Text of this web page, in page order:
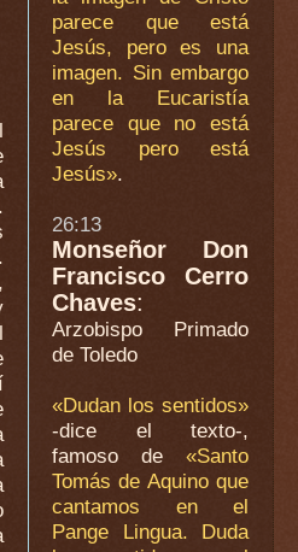
parece que está
Jesús, pero es una
imagen. Sin embargo
en la Eucaristía
parece que no está
Jesús pero está
Jesús».
26:13
Monseñor Don
Francisco Cerro
Chaves:
Arzobispo Primado
de Toledo
«Dudan los sentidos»
-dice el texto-,
famoso de «Santo
Tomás de Aquino que
cantamos en el
Pange Lingua. Duda